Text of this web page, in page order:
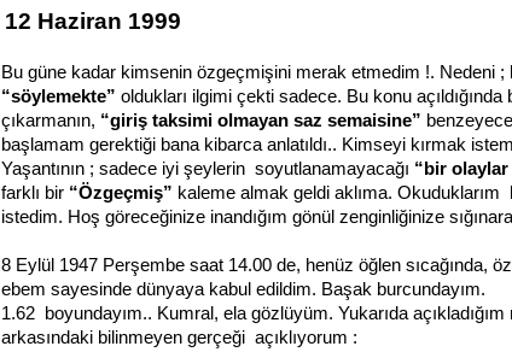
12 Haziran 1999
Bu güne kadar kimsenin özgeçmişini merak etmedim !. Nedeni
“söylemekte” oldukları ilgimi çekti sadece. Bu konu
çıkarmanın, “giriş taksimi olmayan saz semaisine”
başlamam gerektiği bana kibarca anlatıldı.. Kimseyi kırmak
Yaşantının ; sadece iyi şeylerin soyutlanamayacağı “bir olaylar
farklı bir “Özgeçmiş” kaleme almak geldi aklıma.
istedim. Hoş göreceğinize inandığım gönül zenginliğinize
8 Eylül 1947 Perşembe saat 14.00 de, henüz öğlen sıcağında,
ebem sayesinde dünyaya kabul edildim. Başak burcundayım.
1.62 boyundayım.. Kumral, ela gözlüyüm. Yukarıda açıkladığım
arkasındaki bilinmeyen gerçeği açıklıyorum :